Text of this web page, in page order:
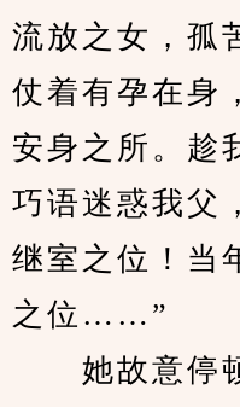
流放之女，孤
仗着有孕在身
安身之所。趁
巧语迷惑我父
继室之位！当
之位……”
她故意停顿